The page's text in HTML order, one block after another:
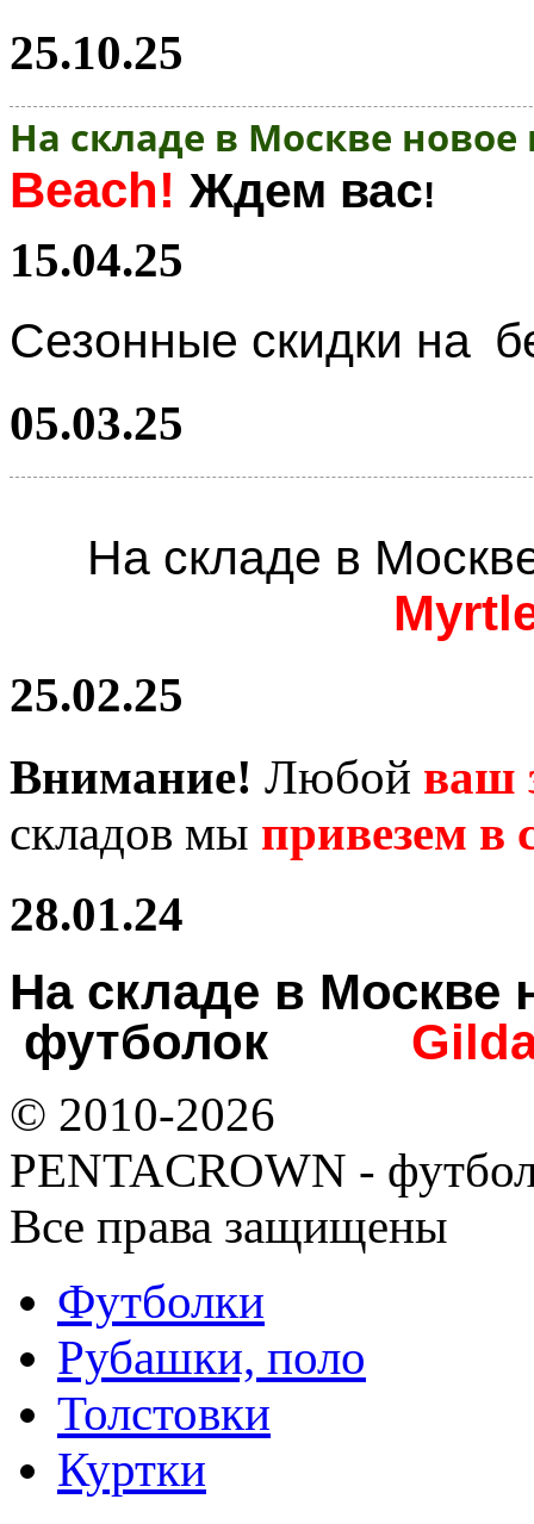
25.10.25
На складе в Москве
Beach! Ждем вас!
15.04.25
Сезонные скидки на
05.03.25
На складе в
25.02.25
Внимание! Любой ваш
складов мы привезем в
28.01.24
На складе в
футболок
© 2010-2026
PENTACROWN -
Все права защищены
Футболки
Рубашки, поло
Толстовки
Куртки